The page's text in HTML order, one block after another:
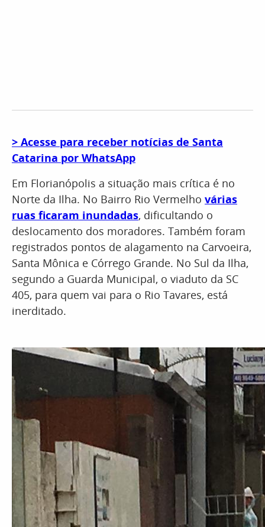
> Acesse para receber notícias de Santa
Catarina por WhatsApp
Em Florianópolis a situação mais crítica é no
Norte da Ilha. No Bairro Rio Vermelho várias
ruas ficaram inundadas, dificultando o
deslocamento dos moradores. Também foram
registrados pontos de alagamento na Carvoeira,
Santa Mônica e Córrego Grande. No Sul da Ilha,
segundo a Guarda Municipal, o viaduto da SC
405, para quem vai para o Rio Tavares, está
inerditado.